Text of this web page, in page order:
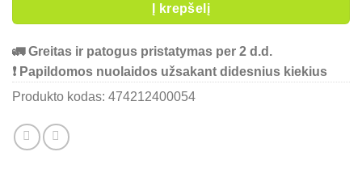
Į krepšelį
🚛 Greitas ir patogus pristatymas per 2 d.d.
❗ Papildomos nuolaidos užsakant didesnius kiekius
Produkto kodas: 474212400054